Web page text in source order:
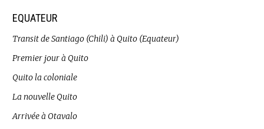
EQUATEUR
Transit de Santiago (Chili) à Quito (Equateur)
Premier jour à Quito
Quito la coloniale
La nouvelle Quito
Arrivée à Otavalo